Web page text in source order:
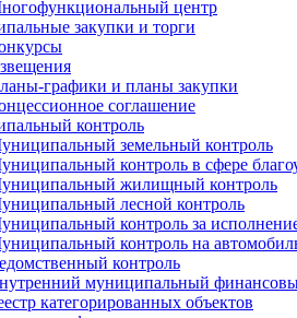
центр
закупки и торги
графики и планы закупки
соглашение
контроль
земельный контроль
контроль в сфере
жилищный контроль
лесной контроль
контроль за
контроль на
контроль
муниципальный
категорированных объектов